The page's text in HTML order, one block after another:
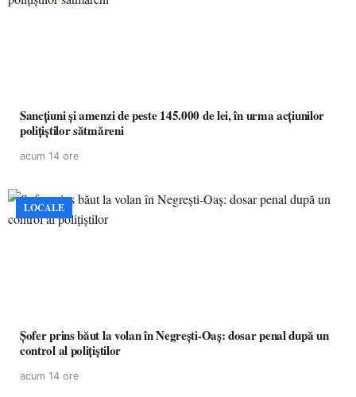
Sancțiuni și amenzi de peste 145.000 de lei, în urma acțiunilor
polițiștilor sătmăreni
acum 14 ore
LOCALE
Șofer prins băut la volan în Negrești-Oaș: dosar penal după un
control al polițiștilor
acum 14 ore